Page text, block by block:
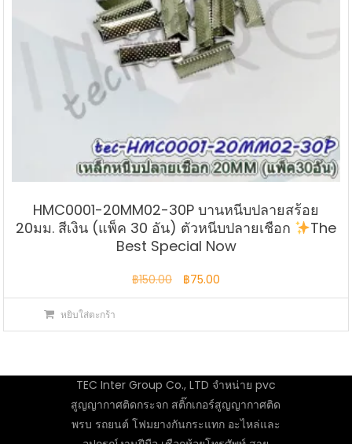
HMC0001-20MM02-30P บานหนีบปลายสร้อย
20มม. สีเงิน (แพ็ค 30 อัน) ตัวหนีบปลายเชือก
The
Best Special Now
฿150.00
Original
price
฿75.00
price
หยิบใส่ตะกร้า
TEC Inter Group Co., LTD จำหน่าย pvc
สูญญากาศติดกระจก สติ๊กเกอร์สูญญากาศติด
พรบ รถยนต์ โฟมยางกันกระแทก อะไหล่และ